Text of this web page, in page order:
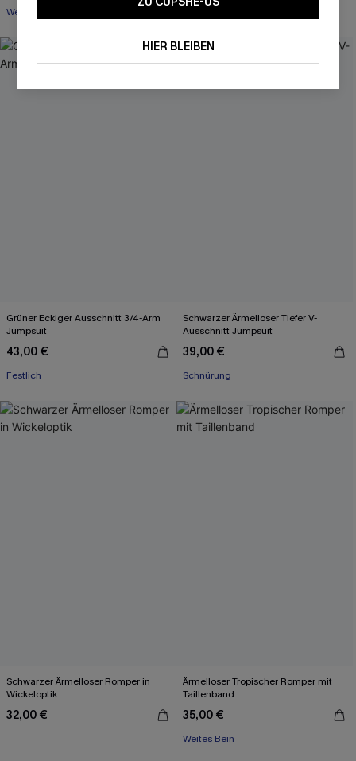
Weites Bein
Grüner Eckiger Ausschnitt 3/4-Arm
Jumpsuit
43,00 €
Festlich
Schwarzer Ärmelloser Tiefer V-
Ausschnitt Jumpsuit
39,00 €
Schnürung
Schwarzer Ärmelloser Romper in
Wickeloptik
32,00 €
Ärmelloser Tropischer Romper mit
Taillenband
35,00 €
Weites Bein
HIER BLEIBEN